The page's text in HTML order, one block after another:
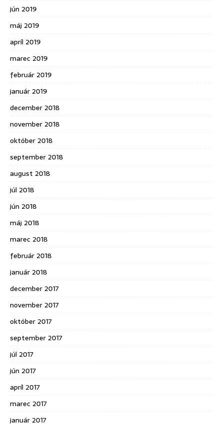
jún 2019
máj 2019
apríl 2019
marec 2019
február 2019
január 2019
december 2018
november 2018
október 2018
september 2018
august 2018
júl 2018
jún 2018
máj 2018
marec 2018
február 2018
január 2018
december 2017
november 2017
október 2017
september 2017
júl 2017
jún 2017
apríl 2017
marec 2017
január 2017